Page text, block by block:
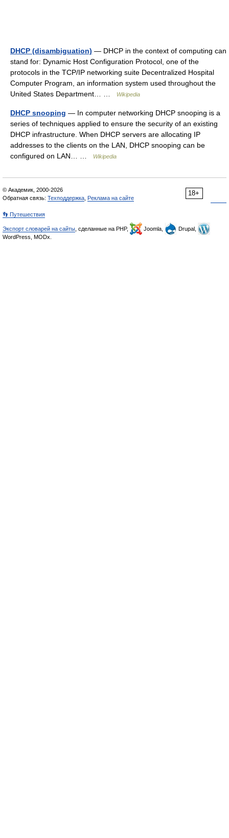
DHCP (disambiguation) — DHCP in the context of computing can
stand for: Dynamic Host Configuration Protocol, one of the
protocols in the TCP/IP networking suite Decentralized Hospital
Computer Program, an information system used throughout the
United States Department… …
Wikipedia
DHCP snooping — In computer networking DHCP snooping is a
series of techniques applied to ensure the security of an existing
DHCP infrastructure. When DHCP servers are allocating IP
addresses to the clients on the LAN, DHCP snooping can be
configured on LAN… …
Wikipedia
18+
© Академик, 2000-2026
Обратная связь: Техподдержка Реклама на сайте
👣 Путешествия
Экспорт словарей на сайты , сделанные на PHP, Joomla,
Drupal,
WordPress, MODx.